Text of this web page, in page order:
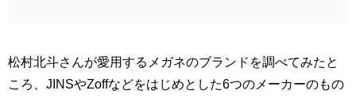
松村北斗さんが愛用するメガネのブランドを調べてみたと
ころ、JINSやZoffなどをはじめとした6つのメーカーのもの